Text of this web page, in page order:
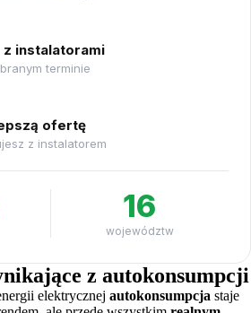
z instalatorami
terminie
ofertę
z instalatorem
16
województw
z autokonsumpcji
elektrycznej autokonsumpcja staje